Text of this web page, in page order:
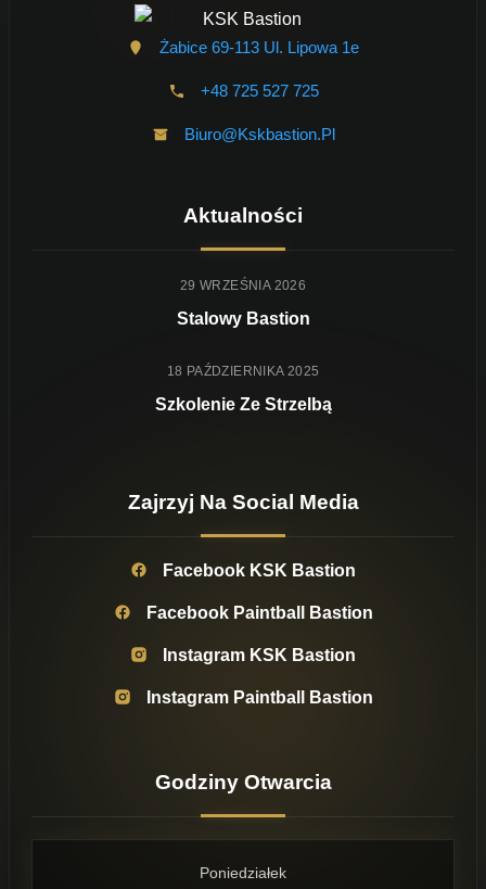
Żabice 69-113 Ul. Lipowa 1e
+48 725 527 725
Biuro@kskbastion.pl
Aktualności
29 WRZEŚNIA 2026
Stalowy Bastion
18 PAŹDZIERNIKA 2025
Szkolenie Ze Strzelbą
Zajrzyj Na Social Media
Facebook KSK Bastion
Facebook Paintball Bastion
Instagram KSK Bastion
Instagram Paintball Bastion
Godziny Otwarcia
Poniedziałek